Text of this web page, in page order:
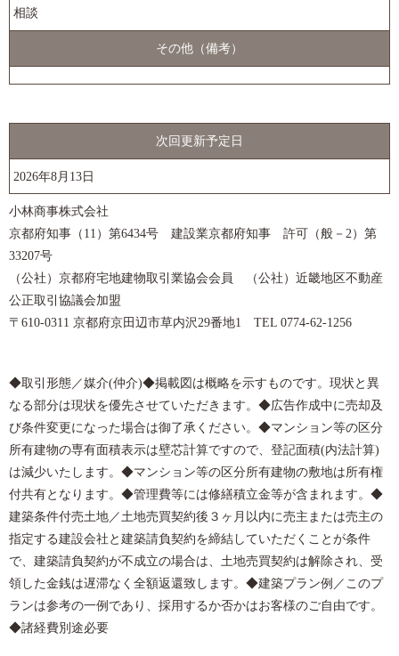
相談
その他（備考）
次回更新予定日
2026年8月13日
小林商事株式会社
京都府知事（11）第6434号 建設業京都府知事 許可（般－2）第
33207号
（公社）京都府宅地建物取引業協会会員 （公社）近畿地区不動産
公正取引協議会加盟
〒610-0311 京都府京田辺市草内沢29番地1 TEL 0774-62-1256
◆取引形態／媒介(仲介)◆掲載図は概略を示すものです。現状と異
なる部分は現状を優先させていただきます。◆広告作成中に売却及
び条件変更になった場合は御了承ください。◆マンション等の区分
所有建物の専有面積表示は壁芯計算ですので、登記面積(内法計算)
は減少いたします。◆マンション等の区分所有建物の敷地は所有権
付共有となります。◆管理費等には修繕積立金等が含まれます。◆
建築条件付売土地／土地売買契約後３ヶ月以内に売主または売主の
指定する建設会社と建築請負契約を締結していただくことが条件
で、建築請負契約が不成立の場合は、土地売買契約は解除され、受
領した金銭は遅滞なく全額返還致します。◆建築プラン例／このプ
ランは参考の一例であり、採用するか否かはお客様のご自由です。
◆諸経費別途必要